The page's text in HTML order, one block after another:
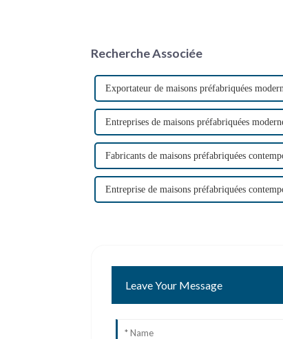
Recherche Associée
Exportateur de maisons préfabriquées
Entreprises de maisons préfabriquées
Fabricants de maisons préfabriquées
Entreprise de maisons préfabriquées
Leave Your Message